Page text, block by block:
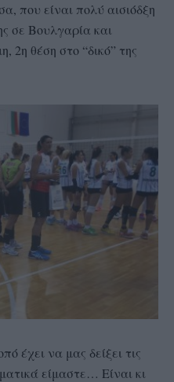
που είναι πολύ αισιόδξη
σε Βουλγαρία και
2η θέση στο “δικό” της
έχει να μας δείξει τις
είμαστε… Είναι κι